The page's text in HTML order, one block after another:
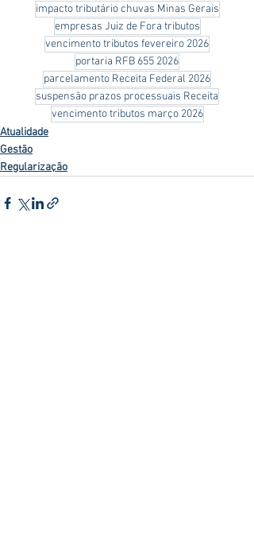
impacto tributário chuvas Minas Gerais
empresas Juiz de Fora tributos
vencimento tributos fevereiro 2026
portaria RFB 655 2026
parcelamento Receita Federal 2026
suspensão prazos processuais Receita
vencimento tributos março 2026
Atualidade
Gestão
Regularização